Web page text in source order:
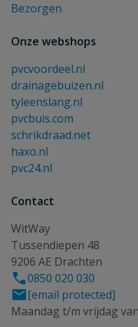
Bezorgen
Onze webshops
pvcvoordeel.nl
drainagebuizen.nl
tyleenslang.nl
pvcbuis.com
schrikdraad.net
haxo.nl
pvc24.nl
Contact
WitWay
Tussendiepen 48
9206 AE Drachten
0850 020 030
[email protected]
Maandag t/m vrijdag